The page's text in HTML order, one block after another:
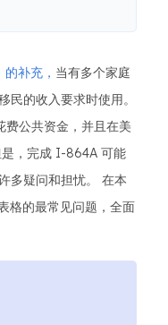
补充， 当有多个家庭
民的收入要求时使用。
公共资金，并且在美
是，完成 I-864A 可能
多疑问和担忧。 在本
格的最常见问题，全面